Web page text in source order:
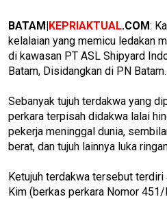
BATAM|KEPRIAKTUAL.COM:
kelalaian yang memicu ledakan
di kawasan PT ASL Shipyard
Batam, Disidangkan di PN Batam.
Sebanyak tujuh terdakwa yang
perkara terpisah didakwa lalai
pekerja meninggal dunia,
berat, dan tujuh lainnya luka
Ketujuh terdakwa tersebut terdiri
Kim (berkas perkara Nomor